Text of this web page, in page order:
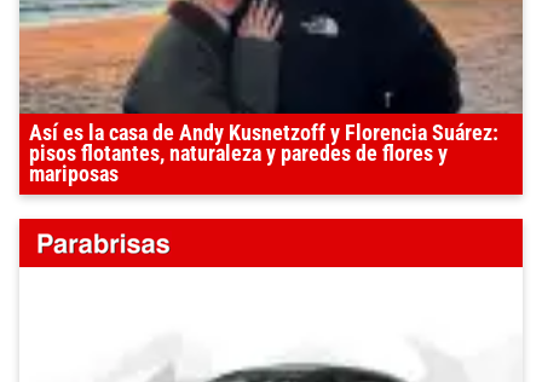
Así es la casa de Andy Kusnetzoff y Florencia Suárez:
pisos flotantes, naturaleza y paredes de flores y
mariposas